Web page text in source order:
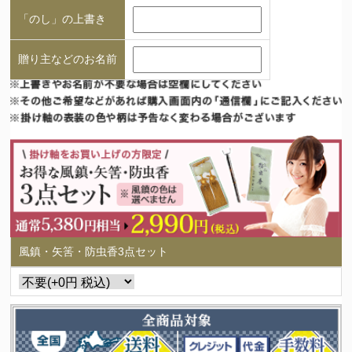
「のし」の上書き
贈り主などのお名前
風鎮・矢筈・防虫香3点セット